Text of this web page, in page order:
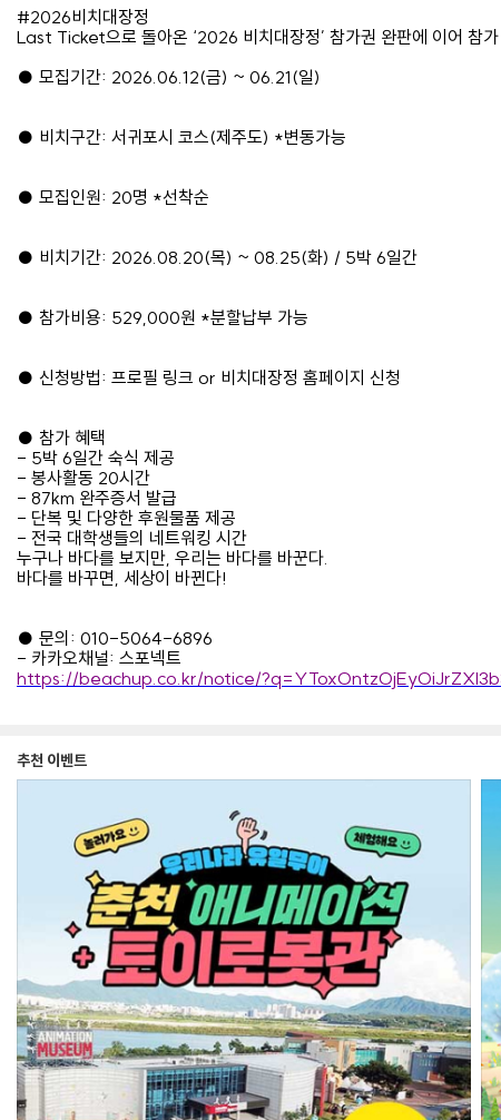
#2026비치대장정
Last Ticket으로 돌아온 ‘2026 비치대장정’ 참가권 완판에 이어 참
● 모집기간: 2026.06.12(금) ~ 06.21(일)
● 비치구간: 서귀포시 코스(제주도) *변동가능
● 모집인원: 20명 *선착순
● 비치기간: 2026.08.20(목) ~ 08.25(화) / 5박 6일간
● 참가비용: 529,000원 *분할납부 가능
● 신청방법: 프로필 링크 or 비치대장정 홈페이지 신청
● 참가 혜택
- 5박 6일간 숙식 제공
- 봉사활동 20시간
- 87km 완주증서 발급
- 단복 및 다양한 후원물품 제공
- 전국 대학생들의 네트워킹 시간
누구나 바다를 보지만, 우리는 바다를 바꾼다.
바다를 바꾸면, 세상이 바뀐다!
● 문의 : 010-5064-6896
- 카카오채널: 스포넥트
https://beachup.co.kr/notice/
추천 이벤트